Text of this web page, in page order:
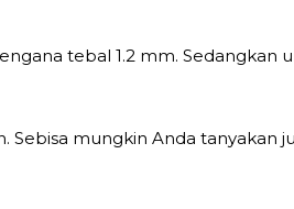
tebal 1.2 mm. Sedangkan
Sebisa mungkin Anda tanyakan